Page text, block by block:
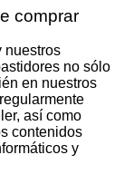
comprar
nuestros
no sólo
en nuestros
así como
contenidos
y